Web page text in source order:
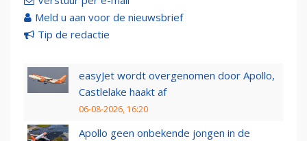
Meld u aan voor de nieuwsbrief
Tip de redactie
easyJet wordt overgenomen door Apollo,
Castlelake haakt af
06-08-2026, 16:20
Apollo geen onbekende jongen in de